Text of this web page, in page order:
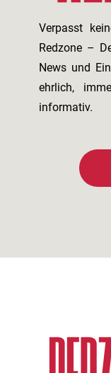
Verpasst
Redzone –
News und
ehrlich,
informativ.